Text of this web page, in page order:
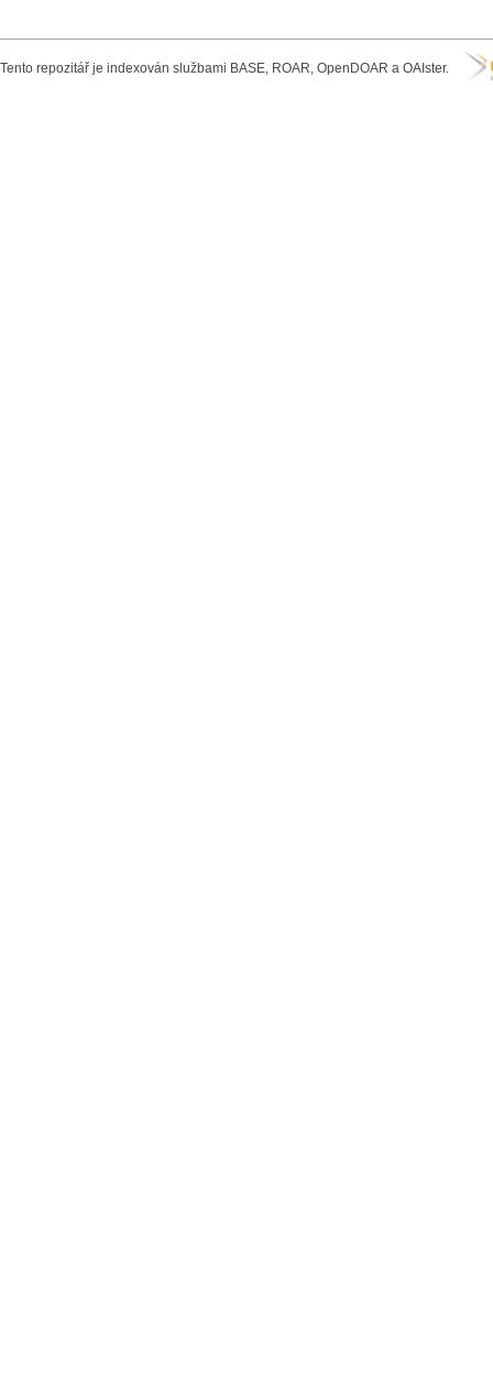
Tento repozitář je indexován službami BASE, ROAR, OpenDOAR a OAIster.